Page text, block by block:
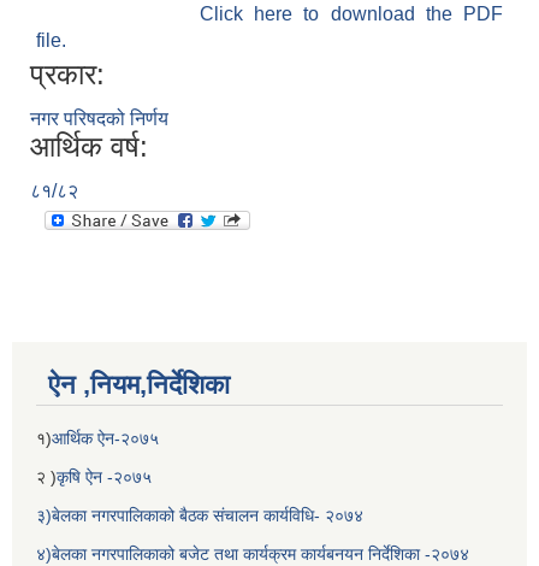
Click here to download the PDF
file.
प्रकार:
नगर परिषदको निर्णय
आर्थिक वर्ष:
८१/८२
ऐन ,नियम,निर्देशिका
१)आर्थिक ऐन-२०७५
२ )कृषि ऐन -२०७५
३)बेलका नगरपालिकाको बैठक संचालन कार्यविधि- २०७४
४)बेलका नगरपालिकाको बजेट तथा कार्यक्रम कार्यबनयन निर्देशिका -२०७४